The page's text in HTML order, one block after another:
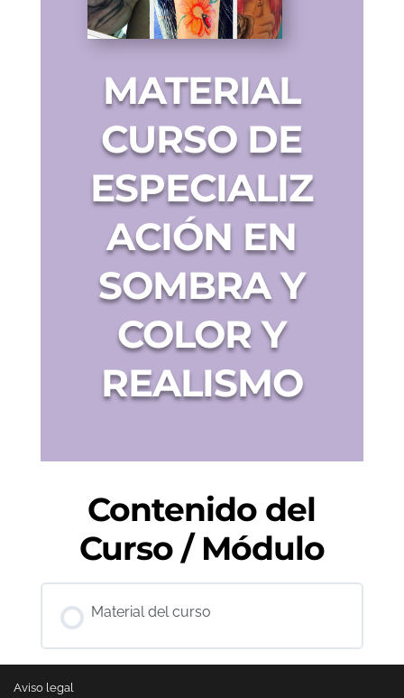
MATERIAL
CURSO DE
ESPECIALIZ
ACIÓN EN
SOMBRA Y
COLOR Y
REALISMO
Contenido del
Curso / Módulo
Material del curso
Aviso legal